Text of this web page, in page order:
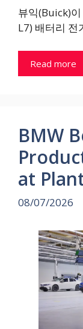
뷰익(Buick)
L7) 배터리
Read more
BMW
at
08/07/2026